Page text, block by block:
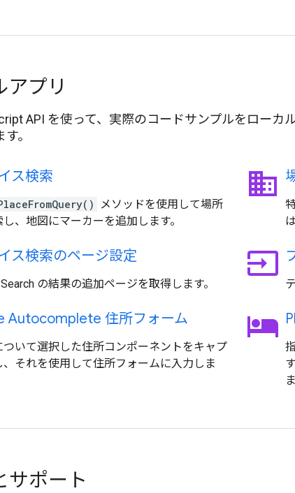
アプリ
API を使って、実際のコードサンプルをロー
。
ス検索
メソッドを使用して場所
し、地図にマーカーを追加します。
business
ス検索のページ設定
の結果の追加ページを取得します。
input
Autocomplete 住所フォーム
ついて選択した住所コンポーネントをキャプ
、それを使用して住所フォームに入力しま
hotel
サポート